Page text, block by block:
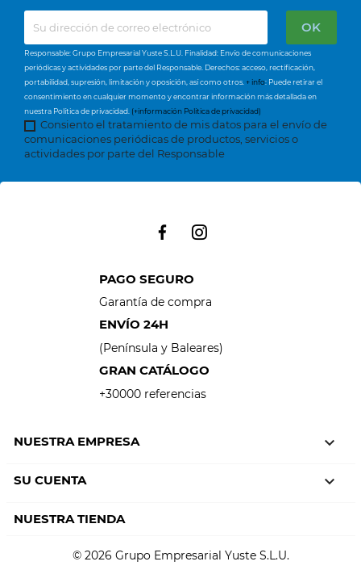
Responsable: Grupo Empresarial Yuste S.L.U. Finalidad: Envío de comunicaciones
periódicas y actividades por parte del Responsable. Derechos: acceso, rectificación,
portabilidad, supresión, limitación y oposición, así como otros. + info: Puede retirar el
consentimiento en cualquier momento y encontrar información más detallada en
nuestra Política de privacidad. (+información Política de privacidad)
Consiento el tratamiento de mis datos para el envío de
comunicaciones periódicas de productos, servicios o
actividades por parte del Responsable
PAGO SEGURO
Garantía de compra
ENVÍO 24H
(Península y Baleares)
GRAN CATÁLOGO
+30000 referencias
NUESTRA EMPRESA 
SU CUENTA 
NUESTRA TIENDA
© 2026 Grupo Empresarial Yuste S.L.U.